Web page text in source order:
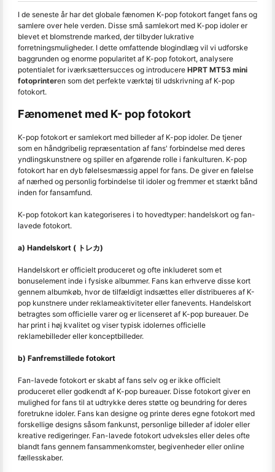
I de seneste år har det globale fænomen K-pop fotokort fanget fans og
samlere over hele verden. Disse små samlekort med K-pop idoler er
blevet et blomstrende marked, der tilbyder lukrative
forretningsmuligheder. I dette omfattende blogindlæg vil vi udforske
baggrunden og enorme popularitet af K-pop fotokort, analysere
potentialet for iværksættersucces og introducere HPRT MT53 mini
fotoprinteren som det perfekte værktøj til udskrivning af K-pop
fotokort.
Fænomenet med K- pop fotokort
K-pop fotokort er samlekort med billeder af K-pop idoler. De tjener
som en håndgribelig repræsentation af fans' forbindelse med deres
yndlingskunstnere og spiller en afgørende rolle i fankulturen. K-pop
fotokort har en dyb følelsesmæssig appel for fans. De giver en følelse
af nærhed og personlig forbindelse til idoler og fremmer et stærkt bånd
inden for fansamfund.
K-pop fotokort kan kategoriseres i to hovedtyper: handelskort og fan-
lavede fotokort.
a) Handelskort ( トレカ)
Handelskort er officielt produceret og ofte inkluderet som et
bonuselement inde i fysiske albummer. Fans kan erhverve disse kort
gennem albumkøb, hvor de tilfældigt indsættes eller distribueres af K-
pop kunstnere under reklameaktiviteter eller fanevents. Handelskort
betragtes som officielle varer og er licenseret af K-pop bureauer. De
har print i høj kvalitet og viser typisk idolernes officielle
reklamebilleder eller konceptbilleder.
b) Fanfremstillede fotokort
Fan-lavede fotokort er skabt af fans selv og er ikke officielt
produceret eller godkendt af K-pop bureauer. Disse fotokort giver en
mulighed for fans til at udtrykke deres støtte og beundring for deres
foretrukne idoler. Fans kan designe og printe deres egne fotokort med
forskellige designs såsom fankunst, personlige billeder af idoler eller
kreative redigeringer. Fan-lavede fotokort udveksles eller deles ofte
blandt fans gennem fansammenkomster, begivenheder eller online
fællesskaber.